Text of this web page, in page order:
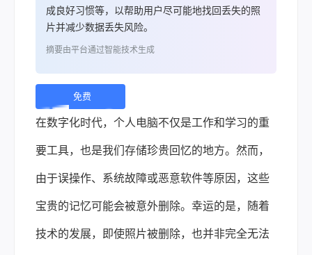
成良好习惯等，以帮助用户尽可能地找回丢失的照
片并减少数据丢失风险。
摘要由平台通过智能技术生成
免费
下
载 |
在数字化时代，个人电脑不仅是工作和学习的重
要工具，也是我们存储珍贵回忆的地方。然而，
由于误操作、系统故障或恶意软件等原因，这些
宝贵的记忆可能会被意外删除。幸运的是，随着
技术的发展，即使照片被删除，也并非完全无法